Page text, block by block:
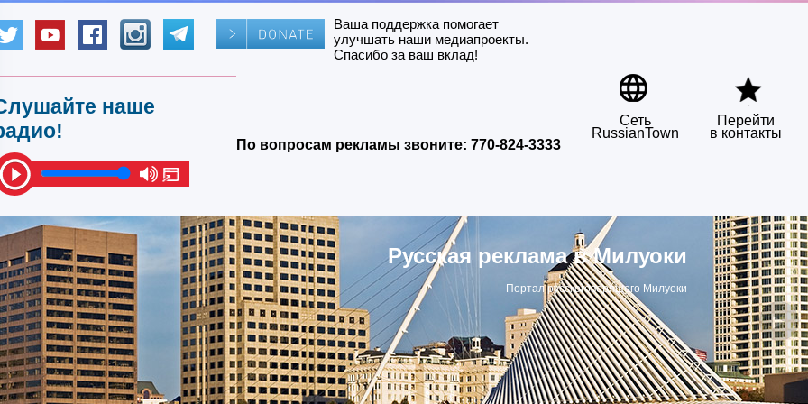
Ваша поддержка помогает
улучшать наши медиапроекты.
Спасибо за ваш вклад!
наше
По вопросам рекламы звоните: 770-824-3333
Сеть
RussianTown
Перейти
в контакты
Русская реклама в Милуоки
Портал русскоговорящего Милуоки
▶